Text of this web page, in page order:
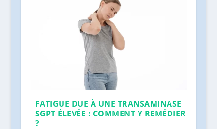
FATIGUE DUE À UNE TRANSAMINASE
SGPT ÉLEVÉE : COMMENT Y REMÉDIER
?